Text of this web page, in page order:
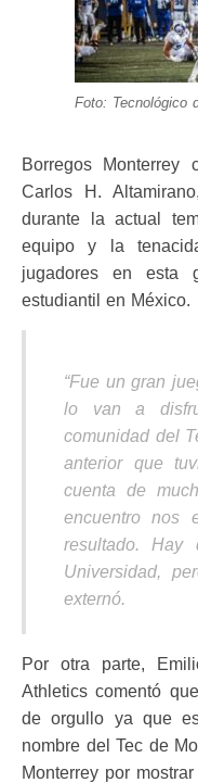
Foto: Tecnológico
Borregos Monterrey
Carlos H.
durante la actual
equipo y la
jugadores en esta
estudiantil en México.
“Fue un gran
lo van a
comunidad del
anterior que
cuenta de
encuentro nos
resultado.
Universidad,
externó.
Por otra parte,
Athletics comentó
de orgullo ya que
nombre del Tec de
Monterrey por